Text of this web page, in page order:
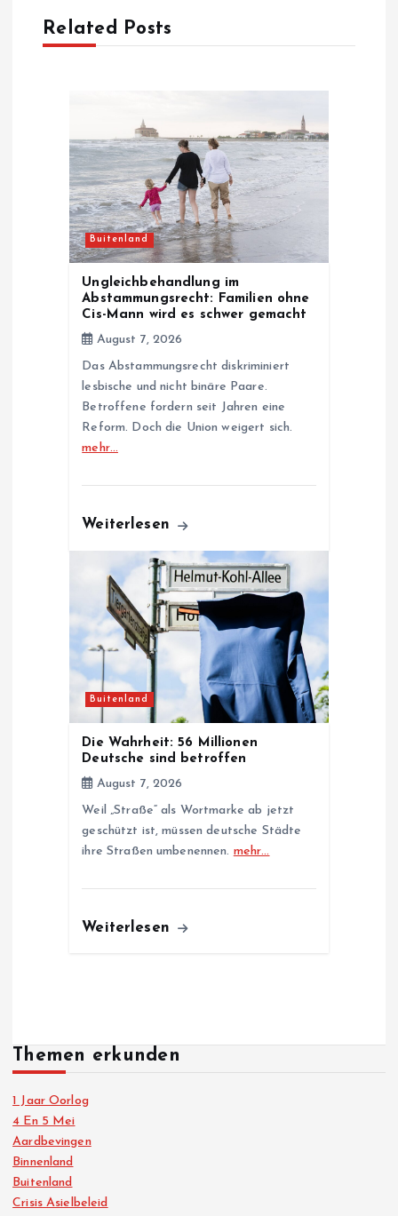
vRelated Posts
Buitenland
Ungleichbehandlung im
Abstammungsrecht: Familien ohne
Cis-Mann wird es schwer gemacht
August 7, 2026
Das Abstammungsrecht diskriminiert
lesbische und nicht binäre Paare.
Betroffene fordern seit Jahren eine
Reform. Doch die Union weigert sich.
mehr…
Weiterlesen
Buitenland
Die Wahrheit: 56 Millionen
Deutsche sind betroffen
August 7, 2026
Weil „Straße“ als Wortmarke ab jetzt
geschützt ist, müssen deutsche Städte
ihre Straßen umbenennen. mehr…
Weiterlesen
Themen erkunden
1 Jaar Oorlog
4 En 5 Mei
Aardbevingen
Binnenland
Buitenland
Crisis Asielbeleid